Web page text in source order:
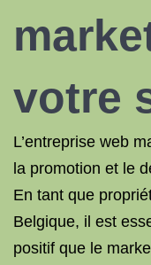
votre
L’entreprise web
la promotion et le
En tant que
Belgique, il est
positif que le